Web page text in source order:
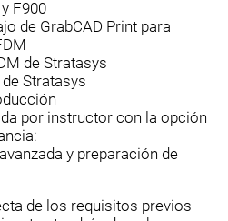
F900
de GrabCAD Print para
de Stratasys
Stratasys
por instructor con la opción
y preparación de
de los requisitos previos